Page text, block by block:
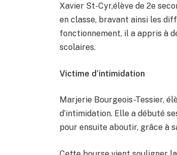
Xavier St-Cyr,élève de 2e
en classe, bravant ainsi les
fonctionnement, il a appris à
scolaires.
Victime d’intimidation
Marjerie Bourgeois-Tessier,
d’intimidation. Elle a débuté
pour ensuite aboutir, grâce à